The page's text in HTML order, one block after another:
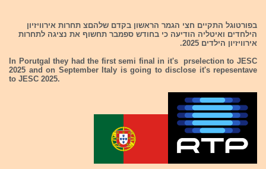
בפורטוגל התקיים חצי הגמר הראשון בקדם שלהםצ תחרות אירוויזיון
הילחדים ואיטליה הודיעה כי בחודש ספמבר תחשוף את נציגה לתחרות
אירוויזיון הילדים 2025.
In Porutgal they had the first semi final in it's prselection to JESC
2025 and on September Italy is going to disclose it's repesentave
to JESC 2025.